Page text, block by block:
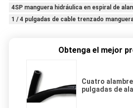
4SP manguera hidráulica en espiral de
1 / 4 pulgadas de cable trenzado
Obtenga el mejor
Cuatro
pulgadas de